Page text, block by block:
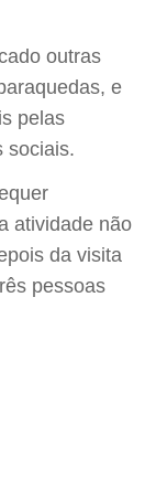
outras
e
pelas
sociais.
atividade não
da visita
pessoas